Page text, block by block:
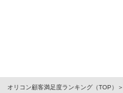
オリコン顧客満足度ランキング（TOP）